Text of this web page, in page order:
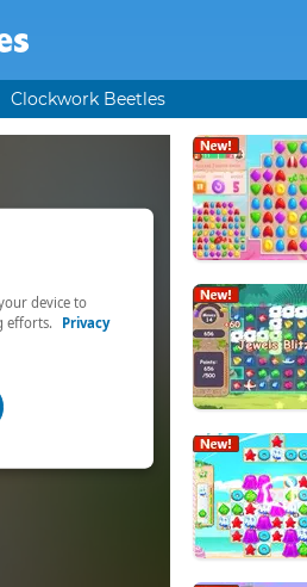
Clockwork Beetles